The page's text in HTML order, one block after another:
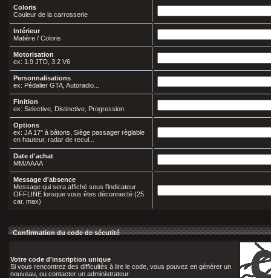
Coloris
Couleur de la carrosserie
Intérieur
Matière / Coloris
Motorisation
ex: 1.9 JTD, 3.2 V6
Personnalisations
ex: Pédalier GTA, Autoradio...
Finition
ex: Selective, Distinctive, Progression
Options
ex: JA 17" à bâtons, Siège passager règlable
en hauteur, radar de recul...
Date d'achat
MM/AAAA
Message d'absence
Message qui sera affiché sous l'indicateur
OFFLINE lorsque vous êtes déconnecté (25
car. max)
Confirmation du code de sécutité
Votre code d'inscription unique
Si vous rencontrez des difficultés à lire le code, vous pouvez en générer un
nouveau, ou contacter un administrateur